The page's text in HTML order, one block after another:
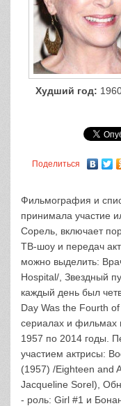
Худший год:
Поделиться
Фильмография и
принимала участие
Сорель, включает
ТВ-шоу и передач
можно выделить:
Hospital/, Звездный
каждый день был
Day Was the Fourth
сериалах и фильмах
1957 по 2014 годы.
участием актрисы:
(1957) /Eighteen and
Jacqueline Sorel),
- роль: Girl #1 и